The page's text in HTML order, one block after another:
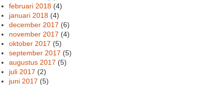
februari 2018 (4)
januari 2018 (4)
december 2017 (6)
november 2017 (4)
oktober 2017 (5)
september 2017 (5)
augustus 2017 (5)
juli 2017 (2)
juni 2017 (5)